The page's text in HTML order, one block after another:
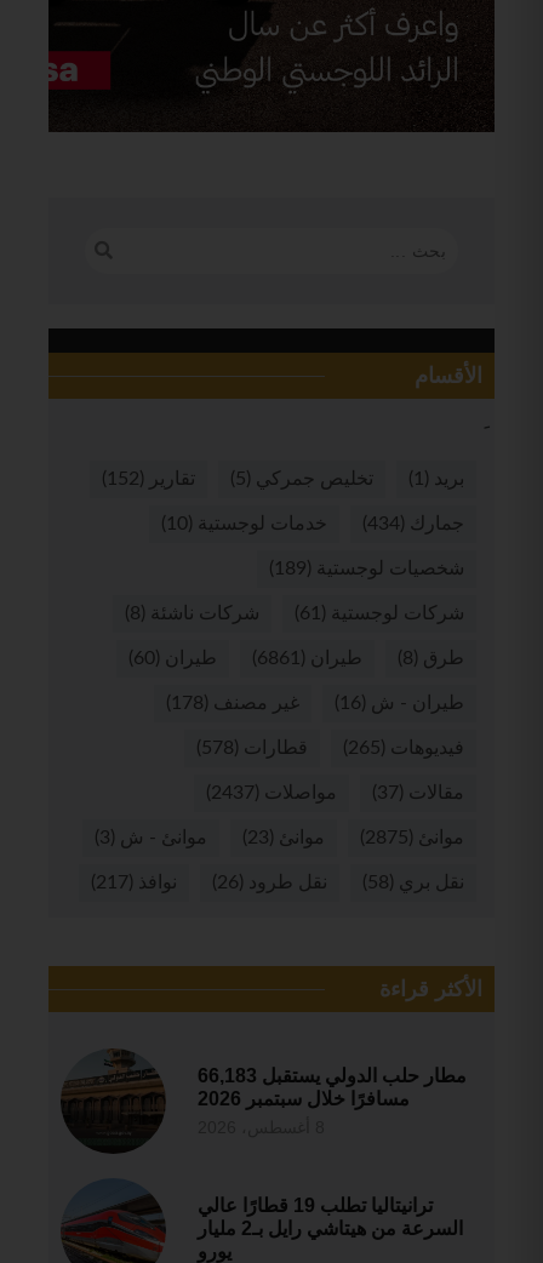
الأقسام
بريد (1) تخليص جمركي (5) تقارير (152)
جمارك (434) خدمات لوجستية (10)
شخصيات لوجستية (189)
شركات لوجستية (61) شركات ناشئة (8)
طرق (8) طيران (6861) طيران (60)
طيران - ش (16) غير مصنف (178)
فيديوهات (265) قطارات (578)
مقالات (37) مواصلات (2437)
موانئ (2875) موانئ (23) موانئ - ش (3)
نقل بري (58) نقل طرود (26) نوافذ (217)
الأكثر قراءة
مطار حلب الدولي يستقبل 66,183
مسافرًا خلال سبتمبر 2026
ترانيتاليا تطلب 19 قطارًا عالي
السرعة من هيتاشي رايل بـ2 مليار
يورو